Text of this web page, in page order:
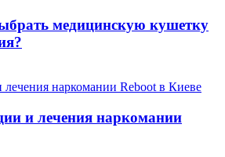
медицинскую кушетку
наркомании Reboot в Киеве
и лечения наркомании